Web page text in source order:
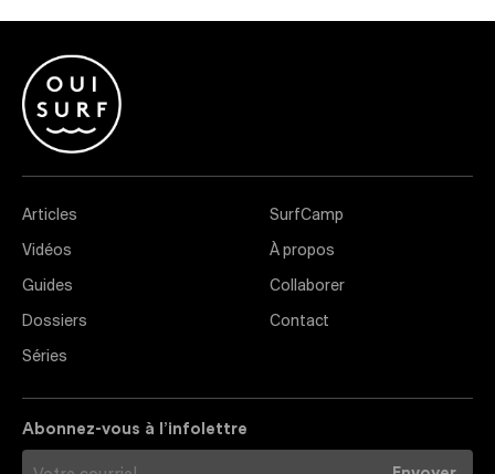
Articles
Vidéos
Guides
Dossiers
Séries
SurfCamp
À propos
Collaborer
Contact
Abonnez-vous à l’infolettre